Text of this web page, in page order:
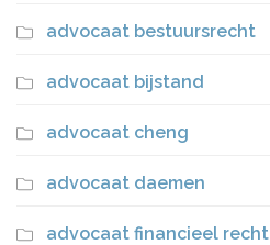
advocaat bestuursrecht
advocaat bijstand
advocaat cheng
advocaat daemen
advocaat financieel recht